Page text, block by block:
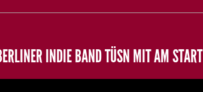
INDIE BAND TÜSN MIT AM START